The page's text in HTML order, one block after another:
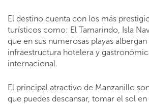
El destino cuenta con los más
turísticos como: El Tamarindo, Isla
que en sus numerosas playas
infraestructura hotelera y
internacional.
El principal atractivo de Manzanillo
que puedes descansar, tomar el sol